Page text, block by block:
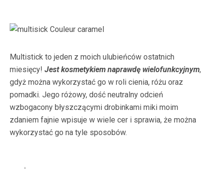
Multistick to jeden z moich ulubieńców ostatnich
miesięcy! Jest kosmetykiem naprawdę wielofunkcyjnym,
gdyż można wykorzystać go w roli cienia, różu oraz
pomadki. Jego różowy, dość neutralny odcień
wzbogacony błyszczącymi drobinkami miki moim
zdaniem fajnie wpisuje w wiele cer i sprawia, że można
wykorzystać go na tyle sposobów.